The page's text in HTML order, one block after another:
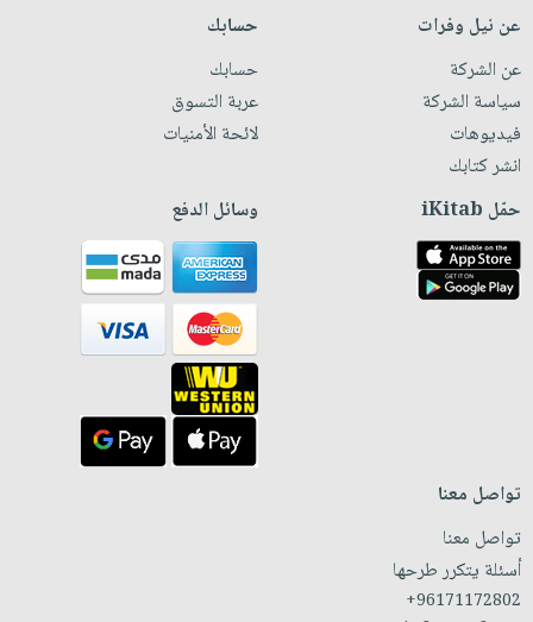
عن نيل وفرات
عن الشركة
سياسة الشركة
فيديوهات
انشر كتابك
حسابك
حسابك
عربة التسوق
لائحة الأمنيات
حمّل iKitab وسائل الدفع
تواصل معنا
تواصل معنا
أسئلة يتكرر طرحها
+96171172802